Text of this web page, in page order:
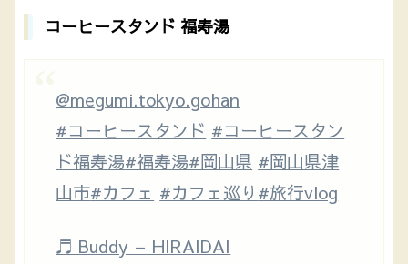
コーヒースタンド 福寿湯
@megumi.tokyo.gohan
#コーヒースタンド #コーヒースタン
ド福寿湯#福寿湯#岡山県 #岡山県津
山市#カフェ #カフェ巡り #旅行vlog
♬ Buddy – HIRAIDAI